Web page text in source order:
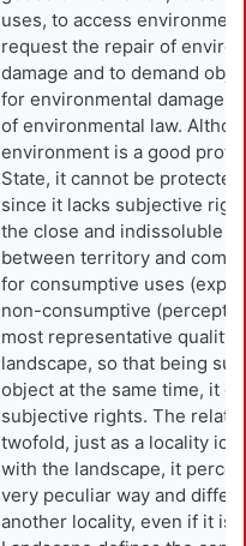
uses, to access
request the repair of
damage and to demand
for environmental damage,
of environmental law.
environment is a good
State, it cannot be
since it lacks subjective
the close and indissoluble
between territory and
for consumptive uses
non-consumptive
most representative quality
landscape, so that being
object at the same time, it
subjective rights. The
twofold, just as a locality
with the landscape, it
very peculiar way and
another locality, even if it is